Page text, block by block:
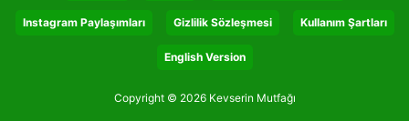
Instagram Paylaşımları Gizlilik Sözleşmesi Kullanım Şartları
English Version
Copyright © 2026 Kevserin Mutfağı